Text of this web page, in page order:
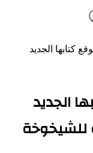
كتابها الجديد
الجديد
للشيخوخة